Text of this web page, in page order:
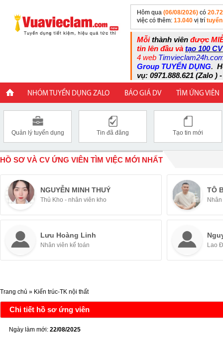
Hôm qua (06/08/2026) có
việc có thêm: 13.040 vị trí
Mỗithành viên được
tin lên đầu và tạo 100
4 web
Group TUYỂN DỤNG.
vụ: 0971.888.621 (Zalo )
NHÓM TUYỂN DỤNG ZALO BÁO GIÁ DV TÌM ỨNG VIÊN
Quản lý tuyển dụng Tin đã đăng Tạo tin mới
HỒ SƠ VÀ CV ỨNG VIÊN TÌM VIỆC MỚI NHẤT
NGUYỄN MINH THUÝ
Thủ Kho - nhân viên kho
TÔ
Lưu Hoàng Linh
Nhân viên kế toán Lao
Trang chủ » Kiến trúc-TK nội thất
Chi tiết hồ sơ ứng viên
Ngày làm mới: 22/08/2025